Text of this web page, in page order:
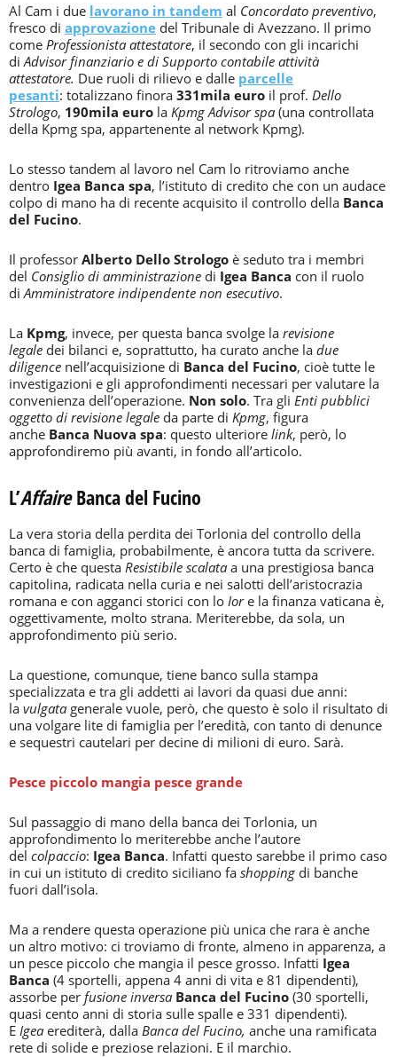
Al Cam i due lavorano in tandem al Concordato preventivo,
fresco di approvazione del Tribunale di Avezzano. Il primo
come Professionista attestatore, il secondo con gli incarichi
di Advisor finanziario e di Supporto contabile attività
attestatore. Due ruoli di rilievo e dalle parcelle
pesanti: totalizzano finora 331mila euro il prof. Dello
Strologo, 190mila euro la Kpmg Advisor spa (una controllata
della Kpmg spa, appartenente al network Kpmg).
Lo stesso tandem al lavoro nel Cam lo ritroviamo anche
dentro Igea Banca spa, l’istituto di credito che con un audace
colpo di mano ha di recente acquisito il controllo della Banca
del Fucino.
Il professor Alberto Dello Strologo è seduto tra i membri
del Consiglio di amministrazione di Igea Banca con il ruolo
di Amministratore indipendente non esecutivo.
La Kpmg, invece, per questa banca svolge la revisione
legale dei bilanci e, soprattutto, ha curato anche la due
diligence nell’acquisizione di Banca del Fucino, cioè tutte le
investigazioni e gli approfondimenti necessari per valutare la
convenienza dell’operazione. Non solo. Tra gli Enti pubblici
oggetto di revisione legale da parte di Kpmg, figura
anche Banca Nuova spa: questo ulteriore link, però, lo
approfondiremo più avanti, in fondo all’articolo.
L’AffaireBanca del Fucino
La vera storia della perdita dei Torlonia del controllo della
banca di famiglia, probabilmente, è ancora tutta da scrivere.
Certo è che questa Resistibile scalata a una prestigiosa banca
capitolina, radicata nella curia e nei salotti dell’aristocrazia
romana e con agganci storici con lo Iore la finanza vaticana è,
oggettivamente, molto strana. Meriterebbe, da sola, un
approfondimento più serio.
La questione, comunque, tiene banco sulla stampa
specializzata e tra gli addetti ai lavori da quasi due anni:
la vulgata generale vuole, però, che questo è solo il risultato di
una volgare lite di famiglia per l’eredità, con tanto di denunce
e sequestri cautelari per decine di milioni di euro. Sarà.
Pesce piccolo mangia pesce grande
Sul passaggio di mano della banca dei Torlonia, un
approfondimento lo meriterebbe anche l’autore
del colpaccio: Igea Banca. Infatti questo sarebbe il primo caso
in cui un istituto di credito siciliano fa shopping di banche
fuori dall’isola.
Ma a rendere questa operazione più unica che rara è anche
un altro motivo: ci troviamo di fronte, almeno in apparenza, a
un pesce piccolo che mangia il pesce grosso. Infatti Igea
Banca (4 sportelli, appena 4 anni di vita e 81 dipendenti),
assorbe per fusione inversa Banca del Fucino (30 sportelli,
quasi cento anni di storia sulle spalle e 331 dipendenti).
E Igea erediterà, dalla Banca del Fucino, anche una ramificata
rete di solide e preziose relazioni. E il marchio.